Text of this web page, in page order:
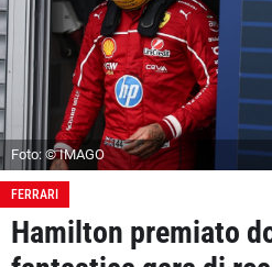
Foto: © IMAGO
FERRARI
Hamilton premiato